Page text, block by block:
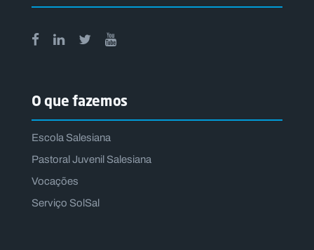
O que fazemos
Escola Salesiana
Pastoral Juvenil Salesiana
Vocações
Serviço SolSal